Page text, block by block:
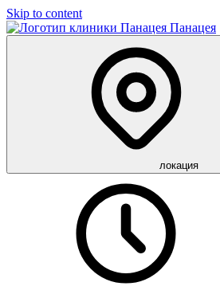
Skip to content
Панацея
локация